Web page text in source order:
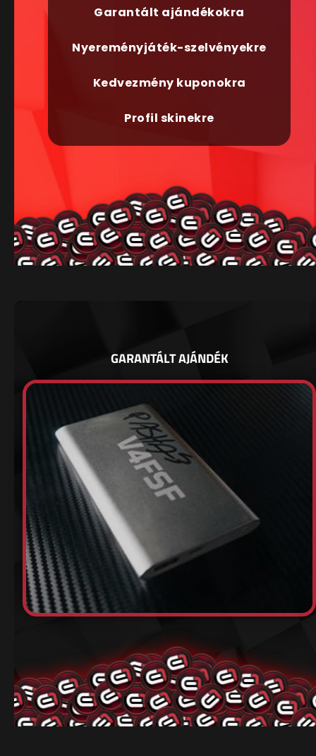
Garantált ajándékokra
Nyereményjáték-szelvényekre
Kedvezmény kuponokra
Profil skinekre
GARANTÁLT AJÁNDÉK